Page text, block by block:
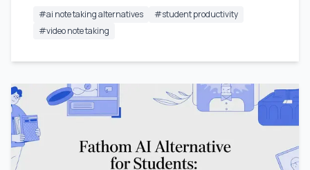
#ai note taking alternatives #student productivity
#video note taking